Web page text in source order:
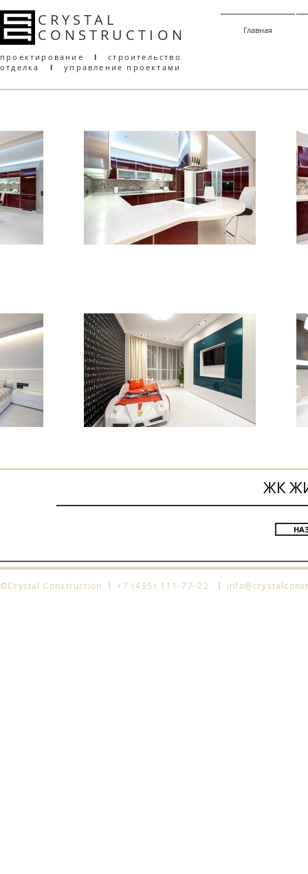
CRYSTAL
CONSTRUCT I ON Главная
проектирование l
строительство
отделка
l управление проектами
ЖК
©Crystal Construction +7 (495) 111-77-22
l l